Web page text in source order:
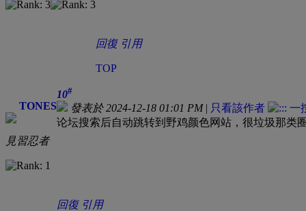
回復 引用
TOP
TONES
見習忍者
10#
發表於 2024-12-18 01:01 PM| 只看該作者
论坛搜索后自动跳转到野鸡颜色网站，很垃圾那类
回復 引用